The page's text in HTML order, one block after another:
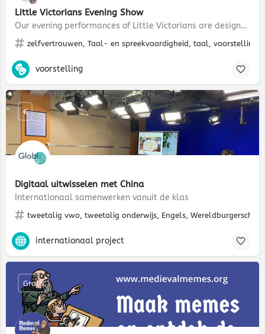
Little Victorians Evening Show
Our evening performances of Little Victorians are designed as a showcase for your school to illustrate to…
zelfvertrouwen, Taal- en spreekvaardigheid, taal, voorstelling,
voorstelling
Digitaal uitwisselen met China
Internationaal samenwerken vanuit de klas
tweetalig vwo, tweetalig onderwijs, Engels,
€
internationaal project
Gratis